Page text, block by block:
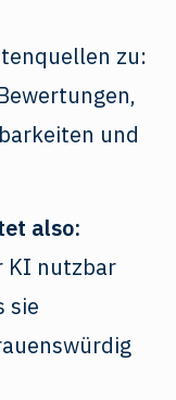
zu:
und
also:
KI nutzbar
sie